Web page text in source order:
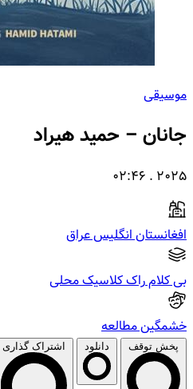
موسیقی
جانان – حمید هیراد
۲۰۲۵ . ۰۲:۴۶
افغانستانانگلیسعراق
بی کلامراککلاسیکمحلی
خشمگینمطالعه
پخش توقف دانلود اشتراک گذاری